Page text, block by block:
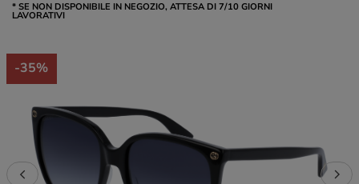
* SE NON DISPONIBILE IN NEGOZIO, ATTESA DI 7/10 GIORNI
LAVORATIVI
-35%